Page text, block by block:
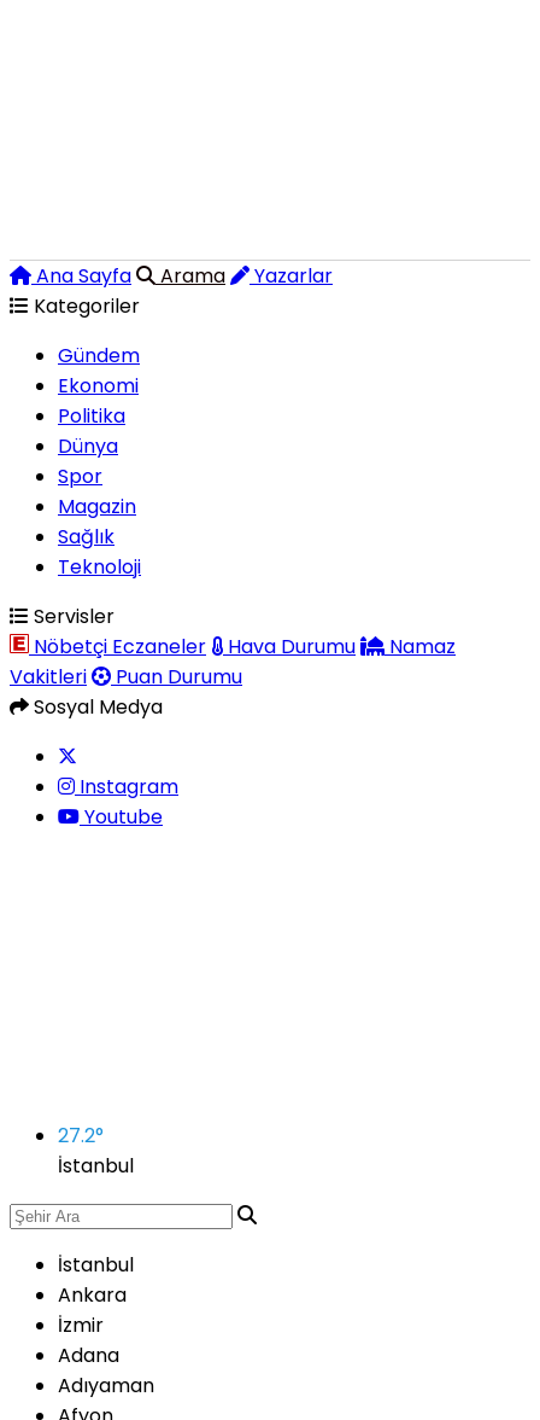
Ana Sayfa Arama
Yazarlar
Kategoriler
Gündem
Ekonomi
Politika
Dünya
Spor
Magazin
Sağlık
Teknoloji
Servisler
Nöbetçi Eczaneler
Hava Durumu
Namaz
Vakitleri
Puan Durumu
Sosyal Medya
Instagram
Youtube
27.2°
İstanbul
İstanbul
Ankara
İzmir
Adana
Adıyaman